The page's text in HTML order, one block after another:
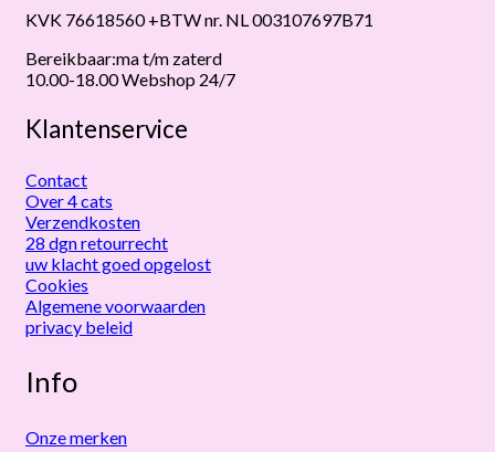
KVK 76618560 +BTW nr. NL 003107697B71
Bereikbaar:ma t/m zaterd
10.00-18.00 Webshop 24/7
Klantenservice
Contact
Over 4 cats
Verzendkosten
28 dgn retourrecht
uw klacht goed opgelost
Cookies
Algemene voorwaarden
privacy beleid
Info
Onze merken